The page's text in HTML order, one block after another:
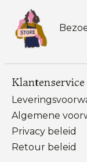
Klantenservice
Algemene
Privacy beleid
Retour beleid